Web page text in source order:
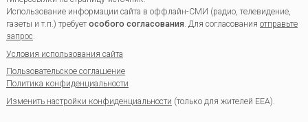
Использование информации сайта в оффлайн-СМИ (радио, телевидение,
газеты и т.п.) требуетособого согласования. Для согласования отправьте
запрос.
Условия использования сайта
Пользовательское соглашение
Политика конфиденциальности
Изменить настройки конфиденциальности (только для жителей EEA).